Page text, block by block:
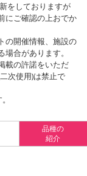
をしておりますが
にご確認の上おでか
の開催情報、施設の
合があります。
載の許諾をいただ
次使用)は禁止で
品種の
紹介